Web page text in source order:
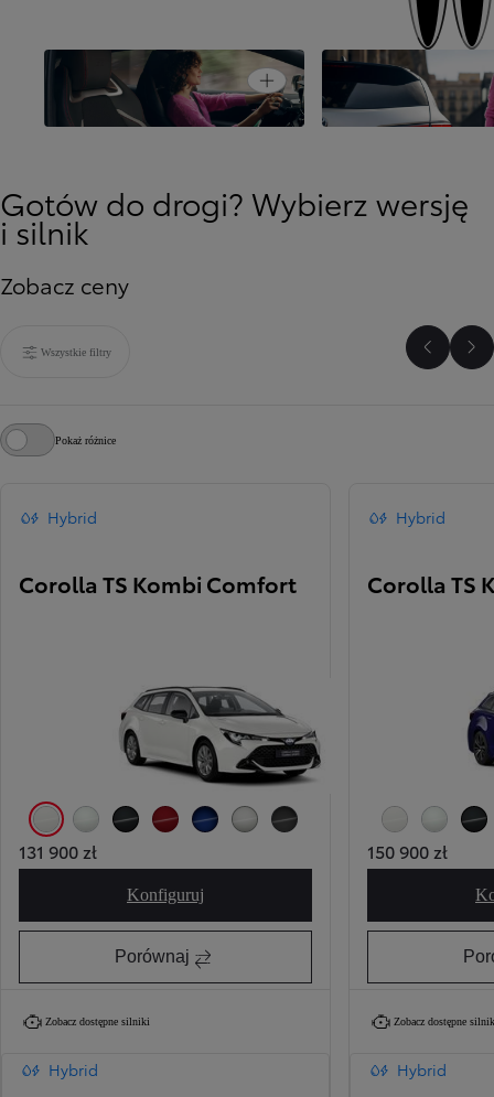
Prostsza jazda
Open card
Bezpieczeństwo
Gotów do drogi? Wybierz wersję
i silnik
Zobacz ceny
Wszystkie filtry
Pokaż różnice
Hybrid
Corolla TS Kombi Comfort
040 Pure White
131 900 zł
KonfigurujCorolla TS Kombi Comfort
Porównaj
Zobacz dostępne silniki
Hybrid
Hybrid
Corolla TS
150 900 zł
Zobacz dostępne
Hybrid